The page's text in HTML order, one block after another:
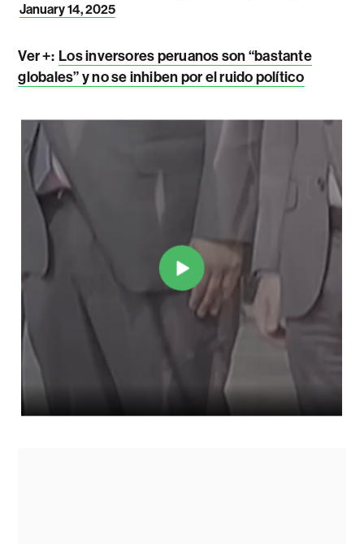
January 14, 2025
Ver +: Los inversores peruanos son “bastante
globales” y no se inhiben por el ruido político